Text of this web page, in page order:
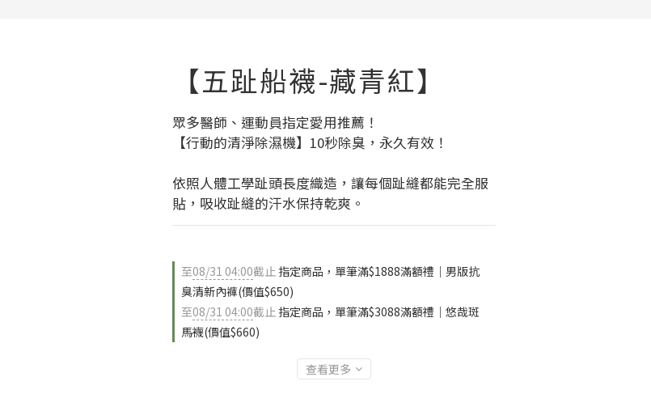
【五趾船襪-藏青紅】
眾多醫師、運動員指定愛用推薦！
【行動的清淨除濕機】10秒除臭，永久有效！
依照人體工學趾頭長度織造，讓每個趾縫都能完全服
貼，吸收趾縫的汗水保持乾爽。
至08/31 04:00截止指定商品，單筆滿$1888滿額禮｜男版抗
臭清新內褲(價值$650)
至08/31 04:00截止指定商品，單筆滿$3088滿額禮｜悠哉斑
馬襪(價值$660)
查看更多